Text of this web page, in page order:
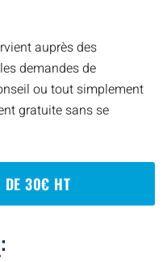
auprès des
demandes de
ou tout simplement
gratuite sans se
DE 30€ HT
: